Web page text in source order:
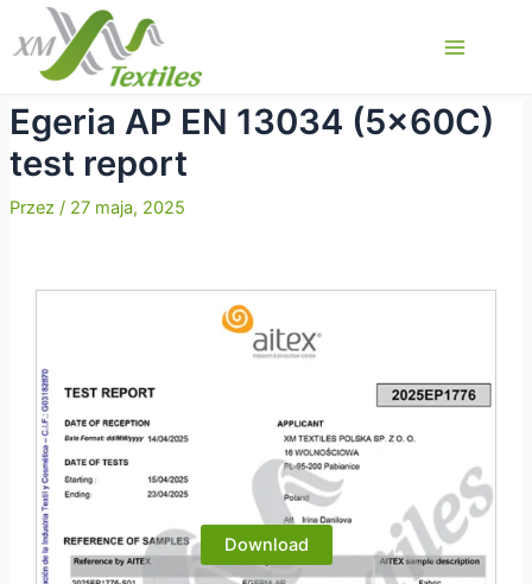
Przejdź
do
treści
Menu
Egeria AP EN 13034 (5x60C)
test report
Przez / 27 maja, 2025
Download